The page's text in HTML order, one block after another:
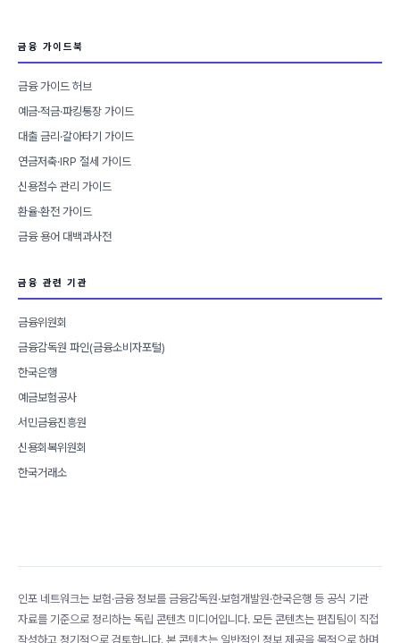
금융 가이드북
금융 가이드 허브
예금·적금·파킹통장 가이드
대출 금리·갈아타기 가이드
연금저축·IRP 절세 가이드
신용점수 관리 가이드
환율·환전 가이드
금융 용어 대백과사전
금융 관련 기관
금융위원회
금융감독원 파인(금융소비자포털)
한국은행
예금보험공사
서민금융진흥원
신용회복위원회
한국거래소
인포 네트워크는 보험·금융 정보를 금융감독원·보험개발원·한국은행 등 공식 기관
자료를 기준으로 정리하는 독립 콘텐츠 미디어입니다. 모든 콘텐츠는 편집팀이 직접
작성하고 정기적으로 검토합니다. 본 콘텐츠는 일반적인 정보 제공을 목적으로 하며,